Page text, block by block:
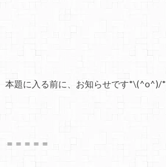
本題に入る前に、お知らせです*\(^o^)/*
＝＝＝＝＝